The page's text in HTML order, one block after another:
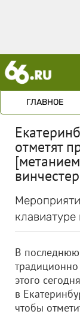
ГЛАВНОЕ
отметят
клавиатуре
‬В
этого
в
чтобы